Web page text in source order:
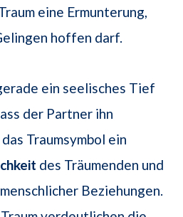
eine Ermunterung,
hoffen darf.
ein seelisches Tief
der Partner ihn
Traumsymbol ein
des Träumenden und
Beziehungen.